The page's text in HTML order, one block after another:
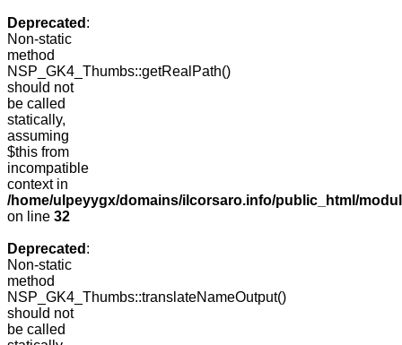
Deprecated :
Non-static
method
NSP_GK4_Thumbs::getRealPath()
should not
be called
statically,
assuming
$this from
incompatible
context in
/home/ulpeyygx/domains/ilcorsaro.info/public_html/
on line 32
Deprecated :
Non-static
method
NSP_GK4_Thumbs::translateNameOutput()
should not
be called